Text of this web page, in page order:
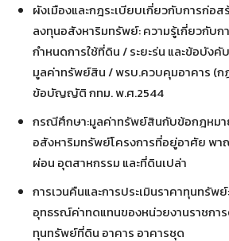
ผังเมืองและกฎระเบียบเกี่ยวกับการก่อ
ลงทุนอสังหาริมทรัพย์: ความรู้เกี่ยวกับก
กำหนดการใช้ที่ดิน / ระยะร่น และข้อบัง
มูลค่าทรัพย์สิน / พรบ.ควบคุมอาคาร (ก
ข้อบัญญัติ กทม. พ.ศ.2544
กรณีศึกษา:มูลค่าทรัพย์สินกับข้อกฎหม
อสังหาริมทรัพย์โครงการที่อยู่อาศัย พ
ผ่อน อุตสาหกรรม และที่ดินเปล่า
การเวนคืนและการประเมินราคาทุนทรัพ
อุทธรณ์ค่าทดแทนของหน่วยงานราชการ
ทุนทรัพย์ที่ดิน อาคาร อาคารชุด